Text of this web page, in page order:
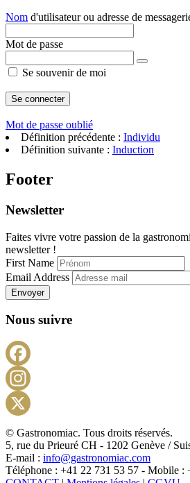
Nom d'utilisateur ou adresse de
Mot de passe
Se souvenir de moi
Mot de passe oublié
Définition précédente : Individu
Définition suivante : Induction
Footer
Newsletter
Faites vivre votre passion de la
newsletter !
First Name
Email Address
Envoyer
Nous suivre
X
© Gastronomiac. Tous droits réservés.
5, rue du Prieuré CH - 1202 Genève /
E-mail : info@gastronomiac.com
Téléphone : +41 22 731 53 57 - Mobile :